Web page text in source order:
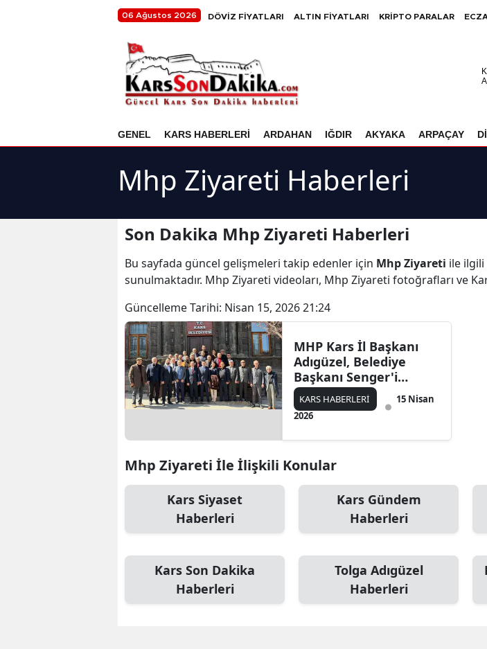
06 Ağustos 2026 DÖVİZ FİYATLARI ALTIN FİYATLARI KRİPTO PARALAR
GENEL KARS HABERLERİ ARDAHAN IĞDIR AKYAKA ARPAÇAY
Mhp Ziyareti Haberleri
Son Dakika Mhp Ziyareti Haberleri
Bu sayfada güncel gelişmeleri takip edenler için Mhp Ziyareti ile
sunulmaktadır. Mhp Ziyareti videoları, Mhp Ziyareti fotoğrafları ve
Güncelleme Tarihi: Nisan 15, 2026 21:24
MHP Kars İl Başkanı
Adıgüzel, Belediye
Başkanı Senger'i
ziyaret etti; birlik ve
beraberlik mesajları
verildi.
KARS HABERLERİ
15 Nisan
2026
Mhp Ziyareti İle İlişkili Konular
Kars Siyaset
Haberleri
Kars Gündem
Haberleri
Kars Son Dakika
Haberleri
Tolga Adıgüzel
Haberleri